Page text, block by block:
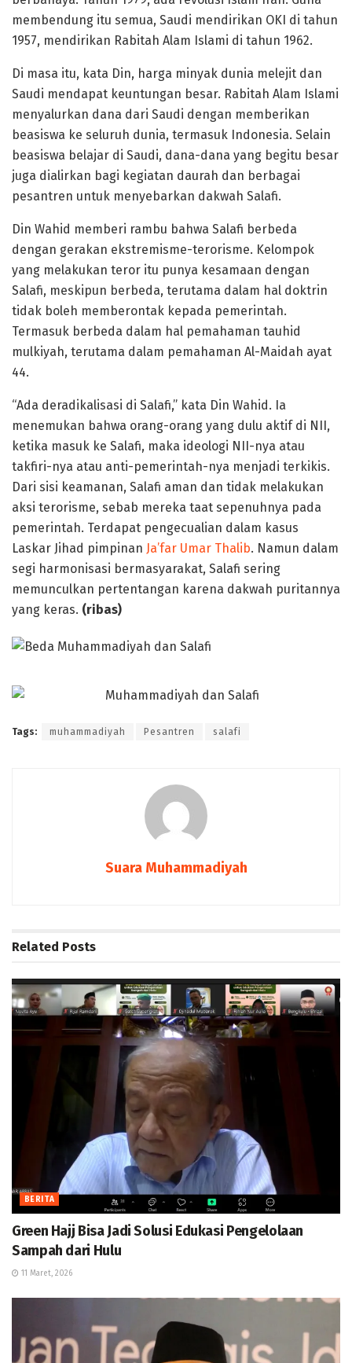
membendung itu semua, Saudi mendirikan OKI di tahun
1957, mendirikan Rabitah Alam Islami di tahun 1962.
Di masa itu, kata Din, harga minyak dunia melejit dan
Saudi mendapat keuntungan besar. Rabitah Alam Islami
menyalurkan dana dari Saudi dengan memberikan
beasiswa ke seluruh dunia, termasuk Indonesia. Selain
beasiswa belajar di Saudi, dana-dana yang begitu besar
juga dialirkan bagi kegiatan daurah dan berbagai
pesantren untuk menyebarkan dakwah Salafi.
Din Wahid memberi rambu bahwa Salafi berbeda
dengan gerakan ekstremisme-terorisme. Kelompok
yang melakukan teror itu punya kesamaan dengan
Salafi, meskipun berbeda, terutama dalam hal doktrin
tidak boleh memberontak kepada pemerintah.
Termasuk berbeda dalam hal pemahaman tauhid
mulkiyah, terutama dalam pemahaman Al-Maidah ayat
44.
“Ada deradikalisasi di Salafi,” kata Din Wahid. Ia
menemukan bahwa orang-orang yang dulu aktif di NII,
ketika masuk ke Salafi, maka ideologi NII-nya atau
takfiri-nya atau anti-pemerintah-nya menjadi terkikis.
Dari sisi keamanan, Salafi aman dan tidak melakukan
aksi terorisme, sebab mereka taat sepenuhnya pada
pemerintah. Terdapat pengecualian dalam kasus
Laskar Jihad pimpinan Ja’far Umar Thalib. Namun dalam
segi harmonisasi bermasyarakat, Salafi sering
memunculkan pertentangan karena dakwah puritannya
yang keras. (ribas)
Tags: muhammadiyah Pesantren salafi
Suara Muhammadiyah
Related Posts
BERITA
Green Hajj Bisa Jadi Solusi Edukasi Pengelolaan
Sampah dari Hulu
11 Maret, 2026